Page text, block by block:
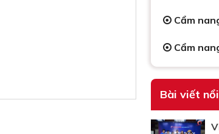
Cẩm
Cẩm
Bài viết